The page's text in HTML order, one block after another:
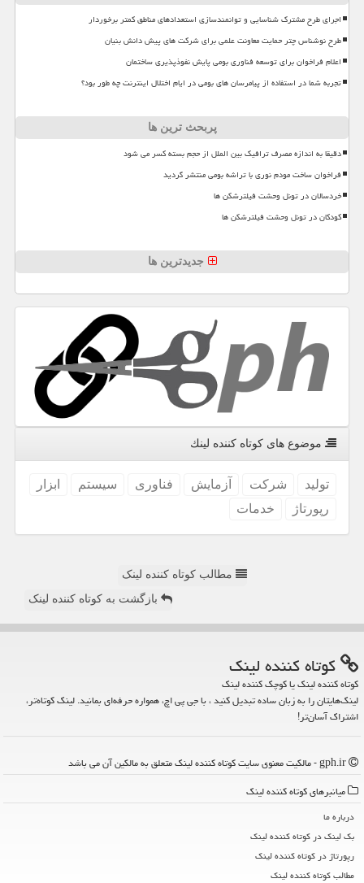
اجرای طرح مشترک شناسایی و توانمندسازی استعدادهای مناطق کمتر برخوردار
طرح نوشناس چتر حمایت معاونت علمی برای شرکت های پیش دانش بنیان
اعلام فراخوان برای توسعه فناوری بومی پایش نفوذپذیری ساختمان
تجربه شما در استفاده از پیامرسان های بومی در ایام اختلال اینترنت چه طور بود؟
پربحث ترین ها
دقیقا به اندازه مصرف ترافیک بین الملل از حجم بسته کسر می شود
فراخوان ساخت مودم نوری با تراشه بومی منتشر گردید
خردسالان در تونل وحشت فیلترشکن ها
کودکان در تونل وحشت فیلترشکن ها
جدیدترین ها
موضوع های كوتاه كننده لینك
تولید شركت آزمایش فناوری سیستم
ابزار
رپورتاژ
خدمات
مطالب کوتاه کننده لینک
بازگشت به کوتاه کننده لینک
كوتاه كننده لینك
کوتاه کننده لینک یا کوچک کننده لینک
لینک‌هایتان را به زبان ساده تبدیل کنید ، با جی پی اچ، همواره حرفه‌ای بمانید. لینک کوتاه‌تر،
اشتراک آسان‌تر!
میانبرهای كوتاه كننده لینك
درباره ما
بک لینک در كوتاه كننده لینك
رپورتاژ در كوتاه كننده لینك
مطالب كوتاه كننده لینك